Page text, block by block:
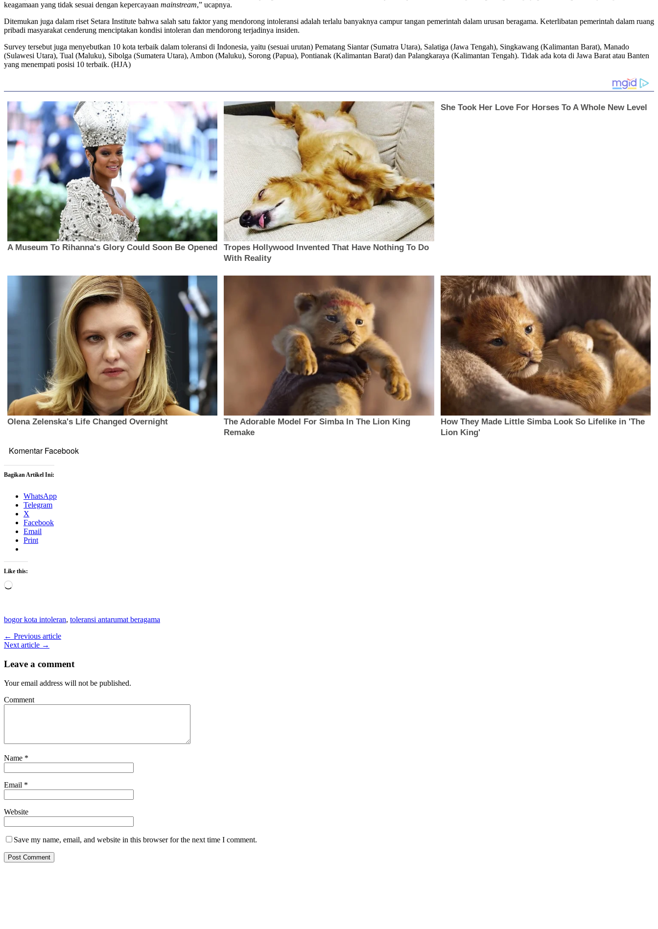
keagamaan yang tidak sesuai dengan kepercayaan mainstream,” ucapnya.
Ditemukan juga dalam riset Setara Institute bahwa salah satu faktor yang mendorong intoleransi adalah terlalu banyaknya campur tangan pemerintah dalam urusan beragama. Keterlibatan pemerintah dalam ruang
pribadi masyarakat cenderung menciptakan kondisi intoleran dan mendorong terjadinya insiden.
Survey tersebut juga menyebutkan 10 kota terbaik dalam toleransi di Indonesia, yaitu (sesuai urutan) Pematang Siantar (Sumatra Utara), Salatiga (Jawa Tengah), Singkawang (Kalimantan Barat), Manado
(Sulawesi Utara), Tual (Maluku), Sibolga (Sumatera Utara), Ambon (Maluku), Sorong (Papua), Pontianak (Kalimantan Barat) dan Palangkaraya (Kalimantan Tengah). Tidak ada kota di Jawa Barat atau Banten
yang menempati posisi 10 terbaik. (HJA)
Komentar Facebook
Bagikan Artikel Ini:
WhatsApp
Telegram
X
Facebook
Email
Print
Like this:
Loading…
bogor kota intoleran, toleransi antarumat beragama
← Previous article
Next article →
Leave a comment
Your email address will not be published.
Comment
Name *
Email *
Website
Save my name, email, and website in this browser for the next time I comment.